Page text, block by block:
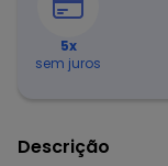
5x
sem juros
Descrição